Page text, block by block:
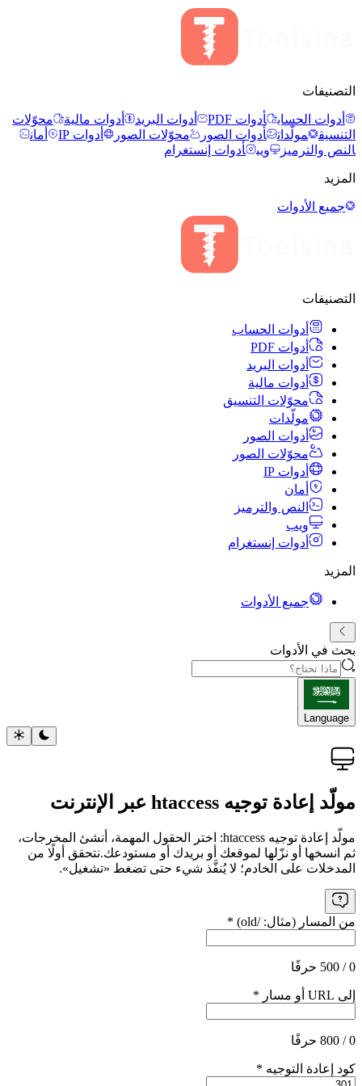
التصنيفات
أدوات الحساب أدوات PDF أدوات البريد أدوات مالية
محوّلات
التنسيق
مولّدات أدوات الصور محوّلات الصور أدوات IP
أمان
النص والترميز
ويب أدوات إنستغرام
المزيد
جميع الأدوات
التصنيفات
أدوات الحساب
أدوات PDF
أدوات البريد
أدوات مالية
محوّلات التنسيق
مولّدات
أدوات الصور
محوّلات الصور
أدوات IP
أمان
النص والترميز
ويب
أدوات إنستغرام
المزيد
جميع الأدوات
بحث في الأدوات
Language
مولّد إعادة توجيه htaccess عبر الإنترنت
مولّد إعادة توجيه htaccess: اختر الحقول المهمة، أنشئ المخرجات،
ثم انسخها أو نزّلها لموقعك أو بريدك أو مستودعك.نتحقق أولًا من
المدخلات على الخادم؛ لا يُنفَّذ شيء حتى تضغط «تشغيل».
من المسار (مثال: /old) *
0 / 500 حرفًا
إلى URL أو مسار *
0 / 800 حرفًا
كود إعادة التوجيه *